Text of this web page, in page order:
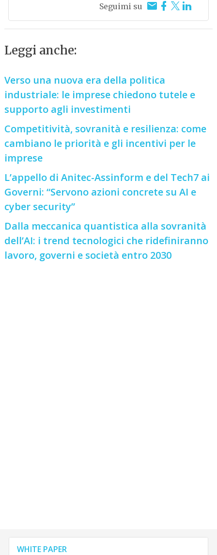
Seguimi su
Leggi anche:
Verso una nuova era della politica
industriale: le imprese chiedono tutele e
supporto agli investimenti
Competitività, sovranità e resilienza: come
cambiano le priorità e gli incentivi per le
imprese
L’appello di Anitec-Assinform e del Tech7 ai
Governi: “Servono azioni concrete su AI e
cyber security”
Dalla meccanica quantistica alla sovranità
dell’AI: i trend tecnologici che ridefiniranno
lavoro, governi e società entro 2030
WHITE PAPER